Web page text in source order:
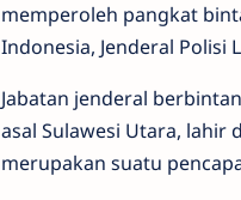
memperoleh pangkat
Indonesia, Jenderal Polisi
Jabatan jenderal
asal Sulawesi Utara, lahir
merupakan suatu